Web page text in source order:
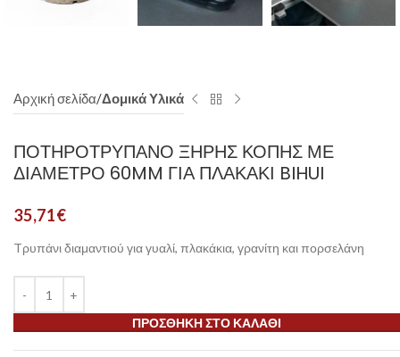
Αρχική σελίδα Δομικά Υλικά
ΠΟΤΗΡΟΤΡΎΠΑΝΟ ΞΗΡΉΣ ΚΟΠΉΣ ΜΕ
ΔΙΆΜΕΤΡΟ 60MM ΓΙΑ ΠΛΑΚΆΚΙ BIHUI
35,71€
Tρυπάνι διαμαντιού για γυαλί, πλακάκια, γρανίτη και πορσελάνη
ΠΡΟΣΘΉΚΗ ΣΤΟ ΚΑΛΆΘΙ